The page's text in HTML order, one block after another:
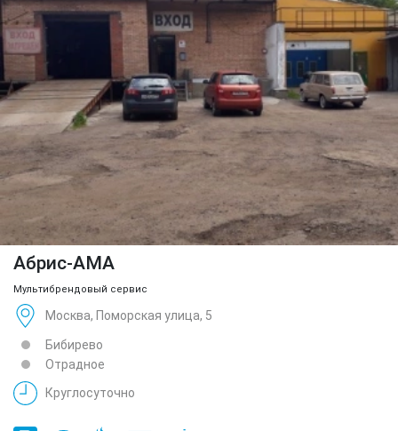
Абрис-АМА
Мультибрендовый сервис
Москва, Поморская улица, 5
Бибирево
Отрадное
Круглосуточно